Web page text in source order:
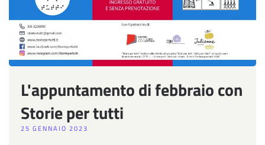
L'appuntamento di febbraio con
Storie per tutti
25 GENNAIO 2023